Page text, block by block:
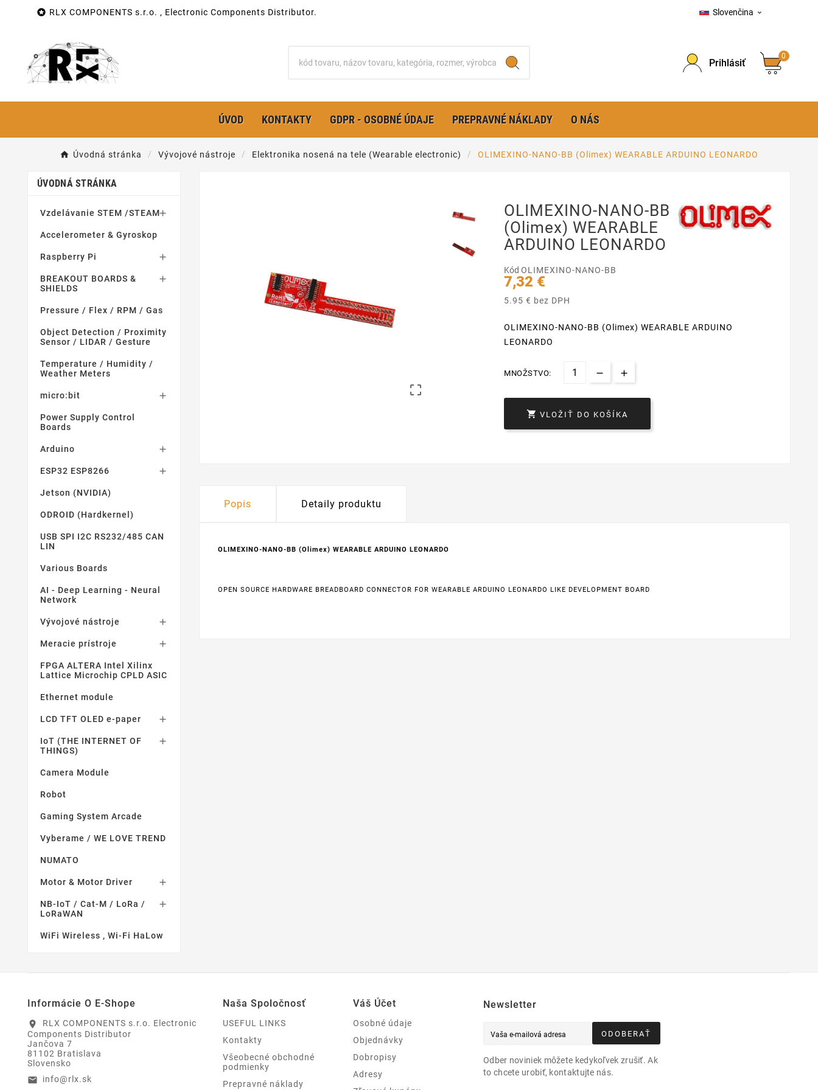
 RLX COMPONENTS s.r.o. , Electronic Components Distributor. Slovenčina 
Prihlásiť
0
ÚVOD KONTAKTY GDPR - OSOBNÉ ÚDAJE PREPRAVNÉ NÁKLADY O NÁS
Úvodná stránka Vývojové nástroje Elektronika nosená na tele (Wearable electronic) OLIMEXINO-NANO-BB (Olimex) WEARABLE ARDUINO LEONARDO
ÚVODNÁ STRÁNKA
Vzdelávanie STEM /STEAM
Accelerometer & Gyroskop
Raspberry Pi 
BREAKOUT BOARDS &
SHIELDS

Pressure / Flex / RPM / Gas
Object Detection / Proximity
Sensor / LIDAR / Gesture
Temperature / Humidity /
Weather Meters
micro:bit 
Power Supply Control
Boards
Arduino 
ESP32 ESP8266 
Jetson (NVIDIA)
ODROID (Hardkernel)
USB SPI I2C RS232/485 CAN
LIN
Various Boards
AI - Deep Learning - Neural
Network
Vývojové nástroje 
Meracie prístroje 
FPGA ALTERA Intel Xilinx
Lattice Microchip CPLD ASIC
Ethernet module
LCD TFT OLED e-paper 
IoT (THE INTERNET OF
THINGS)

Camera Module
Robot
Gaming System Arcade
Vyberame / WE LOVE TREND
NUMATO
Motor & Motor Driver 
NB-IoT / Cat-M / LoRa /
LoRaWAN

WiFi Wireless , Wi-Fi HaLow

OLIMEXINO-NANO-BB
(Olimex) WEARABLE
ARDUINO LEONARDO
KódOLIMEXINO-NANO-BB
7,32 €
5.95 € bez DPH
OLIMEXINO-NANO-BB (Olimex) WEARABLE ARDUINO
LEONARDO
MNOŽSTVO:
 VLOŽIŤ DO KOŠÍKA
Popis Detaily produktu
OLIMEXINO-NANO-BB (Olimex) WEARABLE ARDUINO LEONARDO
OPEN SOURCE HARDWARE BREADBOARD CONNECTOR FOR WEARABLE ARDUINO LEONARDO LIKE DEVELOPMENT BOARD
Informácie O E-Shope
location_on
RLX COMPONENTS s.r.o. Electronic
Components Distributor
Jančova 7
81102 Bratislava
Slovensko
email info@rlx.sk
Naša Spoločnosť
USEFUL LINKS
Kontakty
Všeobecné obchodné
podmienky
Prepravné náklady
Váš Účet
Osobné údaje
Objednávky
Dobropisy
Adresy
Newsletter
ODOBERAŤ
Odber noviniek môžete kedykoľvek zrušiť. Ak
to chcete urobiť, kontaktujte nás.